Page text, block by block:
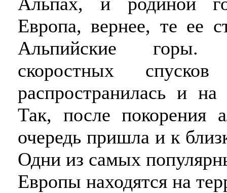
Европа, вернее, те ее
Альпийские горы.
скоростных
распространилась и
Так, после покорения
очередь пришла и к
Одни из самых
Европы находятся на